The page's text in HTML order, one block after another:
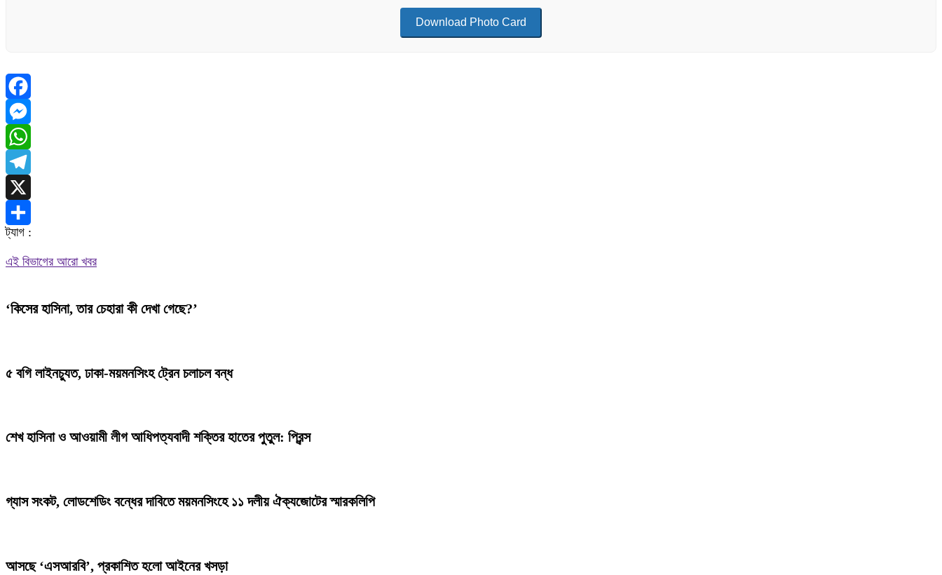
Download Photo Card
Facebook
Messenger
WhatsApp
Telegram
X
Share
ট্যাগ :
এই বিভাগের আরো খবর
‘কিসের হাসিনা, তার চেহারা কী দেখা গেছে?’
৫ বগি লাইনচ্যুত, ঢাকা-ময়মনসিংহ ট্রেন চলাচল বন্ধ
শেখ হাসিনা ও আওয়ামী লীগ আধিপত্যবাদী শক্তির হাতের পুতুল: প্রিন্স
গ্যাস সংকট, লোডশেডিং বন্ধের দাবিতে ময়মনসিংহে ১১ দলীয় ঐক্যজোটের স্মারকলিপি
আসছে ‘এসআরবি’, প্রকাশিত হলো আইনের খসড়া